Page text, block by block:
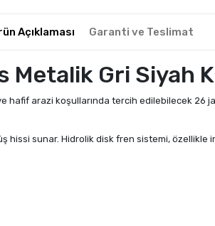
Açıklaması Garanti ve Teslimat
Gri Siyah
hafif arazi koşullarında tercih edilebilecek
hissi sunar. Hidrolik disk fren sistemi,